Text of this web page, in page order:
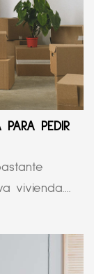
PEDIR
vivienda....